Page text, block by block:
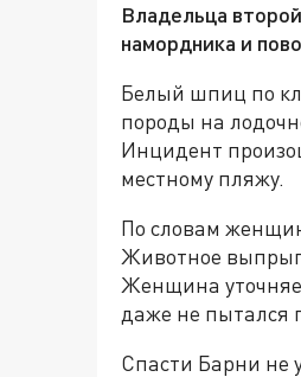
Владельца
намордника и
Белый шпиц по
породы на
Инцидент
местному пляжу.
По словам
Животное
Женщина
даже не пытался
Спасти Барни не